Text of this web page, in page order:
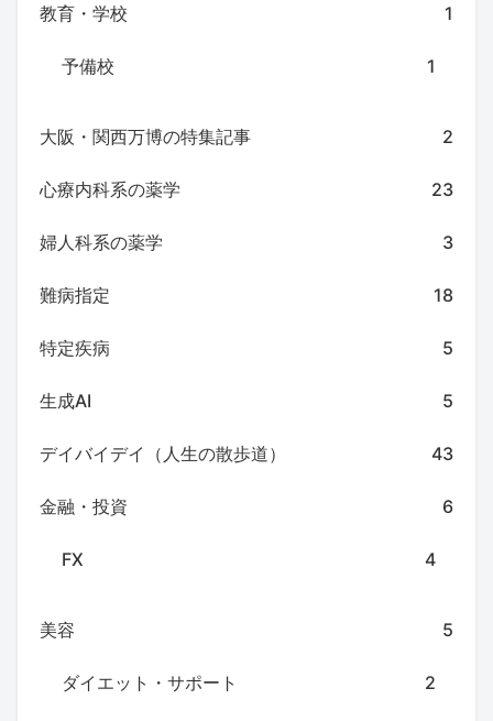
教育・学校 1
予備校 1
大阪・関西万博の特集記事 2
心療内科系の薬学 23
婦人科系の薬学 3
難病指定 18
特定疾病 5
生成AI 5
デイバイデイ（人生の散歩道） 43
金融・投資 6
FX 4
美容 5
ダイエット・サポート 2